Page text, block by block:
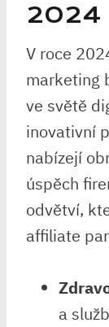
2024
V roce
marketing
ve světě
inovativní
nabízejí
úspěch
odvětví,
affiliate
a